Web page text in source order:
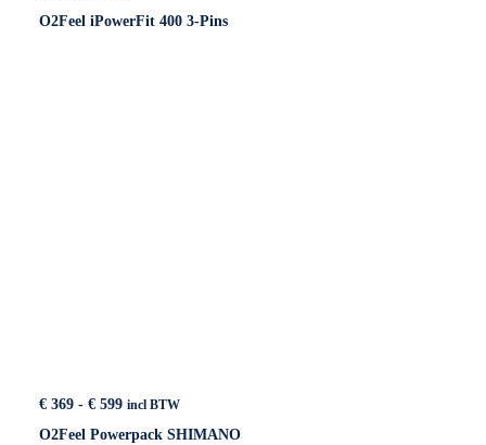
O2Feel iPowerFit 400 3-Pins
€ 369 - € 599Prijsklasse:
tot
incl BTW
O2Feel Powerpack SHIMANO